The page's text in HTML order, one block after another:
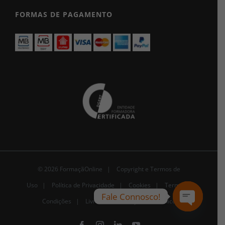
FORMAS DE PAGAMENTO
© 2026 FormaçãOnline |
Copyright e Termos de
Uso | Política de Privacidade | Cookies |
Termos e
Condições |
Livro de Reclamações Eletrónico
Fale Connosco!